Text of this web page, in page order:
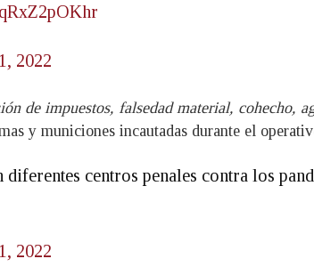
2022
de impuestos, falsedad material, cohecho,
y municiones incautadas durante el
centros penales contra los
2022